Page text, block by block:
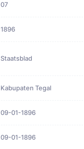
07
1896
Staatsblad
Kabupaten Tegal
09-01-1896
09-01-1896